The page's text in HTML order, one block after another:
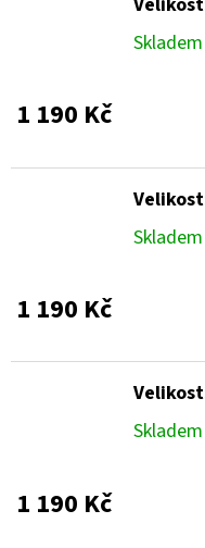
Skladem
1 190 Kč
Skladem
1 190 Kč
Skladem
1 190 Kč